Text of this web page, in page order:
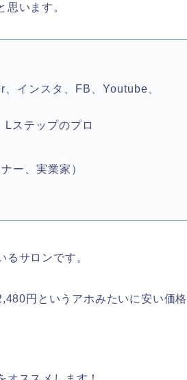
います。
インスタ、FB、Youtube、
Lステップのプロ
ー、実業家）
サロンです。
円というアホみたいに安い価